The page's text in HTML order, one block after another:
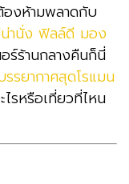
องห้ามพลาดกับ
น่านั่ง ฟิลล์ดี มอง
ร์ร้านกลางคืนก็นี่
รยากาศสุดโรแมน
รหรือเที่ยวที่ไหน